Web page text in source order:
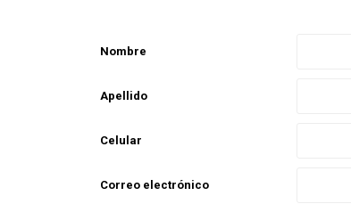
Nombre
Apellido
Celular
Correo electrónico